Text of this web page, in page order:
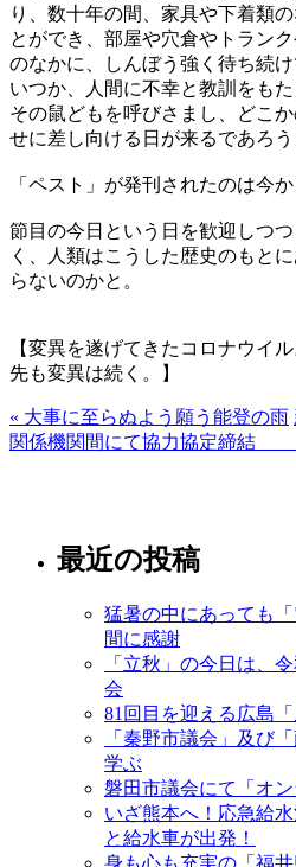
り、数十年の間、家具や下着類
とができ、部屋や穴倉やトラン
のなかに、しんぼう強く待ち続
いつか、人間に不幸と教訓をも
その鼠どもを呼びさまし、どこ
せに差し向ける日が来るであろう
「ペスト」が発刊されたのは今か
節目の今日という日を歓迎しつ
く、人類はこうした歴史のもと
らないのかと。
【変異を遂げてきたコロナウイ
先も変異は続く。】
« 大事に至らぬよう願う能登の雨
関係機関間にて協
最近の投稿
猛暑の中にあっても
間に感謝
「立秋」の今日は、
会
81回目を迎える広島「
「秦野市議会」及び
学ぶ
磐田市議会にて「オ
いざ熊本へ！応急給
と給水車が出発！
身も心も充実の「福